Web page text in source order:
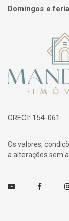
Domingos e
Página inicial
CRECI: 154-061
Os valores,
a alterações sem
Youtube Facebook